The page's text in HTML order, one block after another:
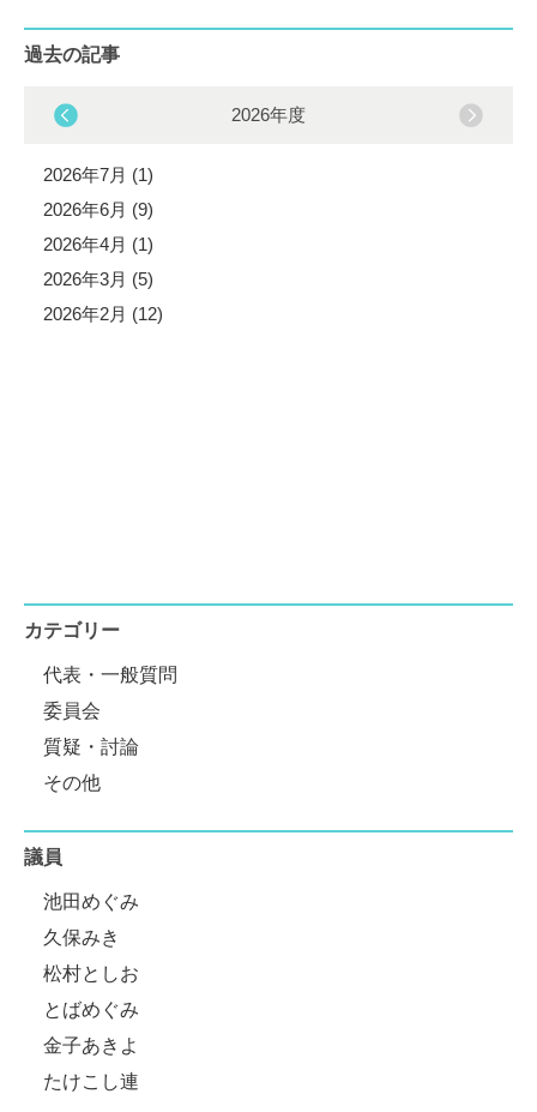
過去の記事
2026年度
2026年7月 (1)
2026年6月 (9)
2026年4月 (1)
2026年3月 (5)
2026年2月 (12)
カテゴリー
代表・一般質問
委員会
質疑・討論
その他
議員
池田めぐみ
久保みき
松村としお
とばめぐみ
金子あきよ
たけこし連